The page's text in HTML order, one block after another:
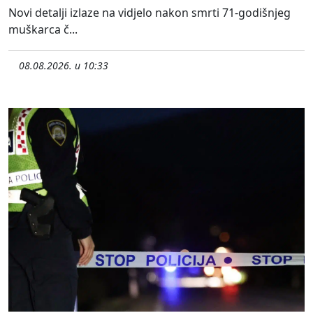
Novi detalji izlaze na vidjelo nakon smrti 71-godišnjeg
muškarca č...
08.08.2026. u 10:33